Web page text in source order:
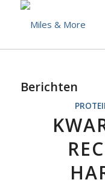
Berichten